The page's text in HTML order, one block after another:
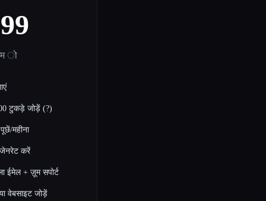
ो
टुकड़े जोड़ें (?)
महीना
जेनरेट करें
ईमेल + ज़ूम सपोर्ट
वेबसाइट जोड़ें